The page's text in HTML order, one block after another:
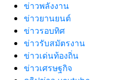
ข่าวพลังงาน
ข่าวยานยนต์
ข่าวรอบทิศ
ข่าวรับสมัตรงาน
ข่าวเด่นท้องถิ่น
ข่าวเศรษฐกิจ